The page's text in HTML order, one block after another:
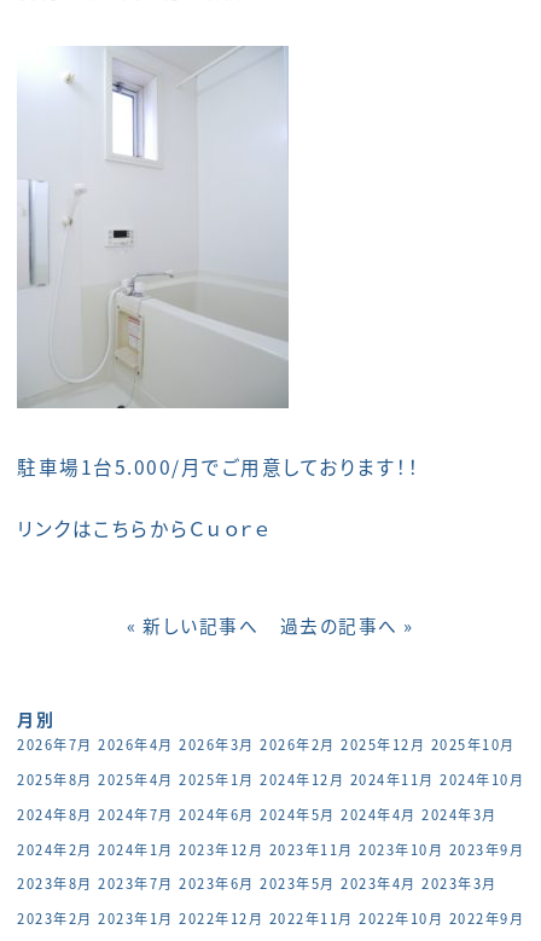
駐車場1台5.000/月でご用意しております！！
リンクはこちらからＣｕｏｒｅ
« 新しい記事へ 過去の記事へ »
月別
2026年7月 2026年4月 2026年3月 2026年2月 2025年12月 2025年10月
2025年8月 2025年4月 2025年1月 2024年12月 2024年11月 2024年10月
2024年8月 2024年7月 2024年6月 2024年5月 2024年4月 2024年3月
2024年2月 2024年1月 2023年12月 2023年11月 2023年10月 2023年9月
2023年8月 2023年7月 2023年6月 2023年5月 2023年4月 2023年3月
2023年2月 2023年1月 2022年12月 2022年11月 2022年10月 2022年9月